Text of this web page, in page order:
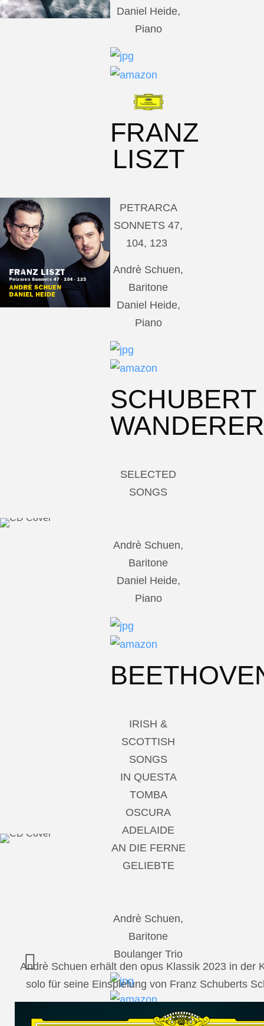
Daniel Heide,
Piano
FRANZ
LISZT
PETRARCA
SONNETS 47,
104, 123
Andrè Schuen,
Baritone
Daniel Heide,
Piano
SCHUBERT
WANDERER
SELECTED
SONGS
Andrè Schuen,
Baritone
Daniel Heide,
Piano
IRISH &
SCOTTISH
SONGS
IN QUESTA
TOMBA
OSCURA
ADELAIDE
AN DIE FERNE
GELIEBTE
Andrè Schuen,
Baritone
Boulanger Trio
Andrè Schuen erhält den opus Klassik 2023 in der
solo für seine Einspielung von Franz Schuberts